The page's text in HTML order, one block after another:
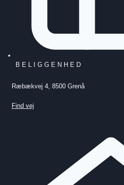
BELIGGENHED
Ræbækvej 4, 8500 Grenå
Find vej